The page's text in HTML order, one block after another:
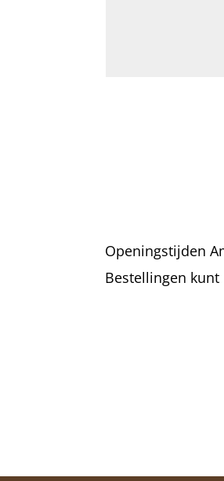
Openingstijden
Bestellingen